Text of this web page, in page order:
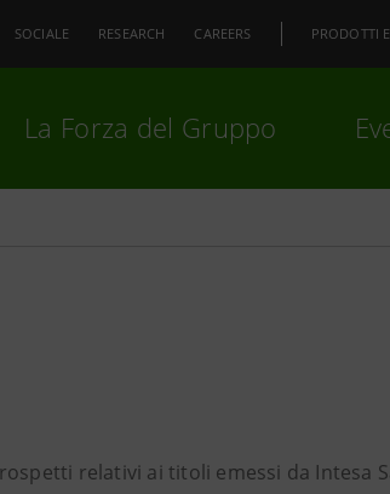
SOCIALE RESEARCH CAREERS PRODOTTI
La Forza del Gruppo
relativi ai titoli emessi da Intesa